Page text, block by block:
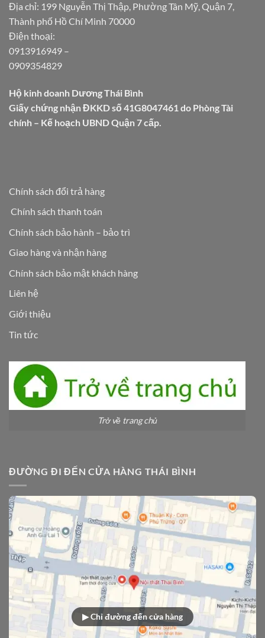
Địa chỉ: 199 Nguyễn Thị Thập, Phường Tân Mỹ, Quận 7,
Thành phố Hồ Chí Minh 70000
Điện thoại:
0913916949 –
0909354829
Hộ kinh doanh Dương Thái Bình
Giấy chứng nhận ĐKKD số 41G8047461 do Phòng Tài
chính – Kế hoạch UBND Quận 7 cấp.
Chính sách đổi trả hàng
Chính sách thanh toán
Chính sách bảo hành – bảo trì
Giao hàng và nhận hàng
Chính sách bảo mật khách hàng
Liên hệ
Giới thiệu
Tin tức
Trở về trang chủ
ĐƯỜNG ĐI ĐẾN CỬA HÀNG THÁI BÌNH
▶ Chỉ đường đến cửa hàng